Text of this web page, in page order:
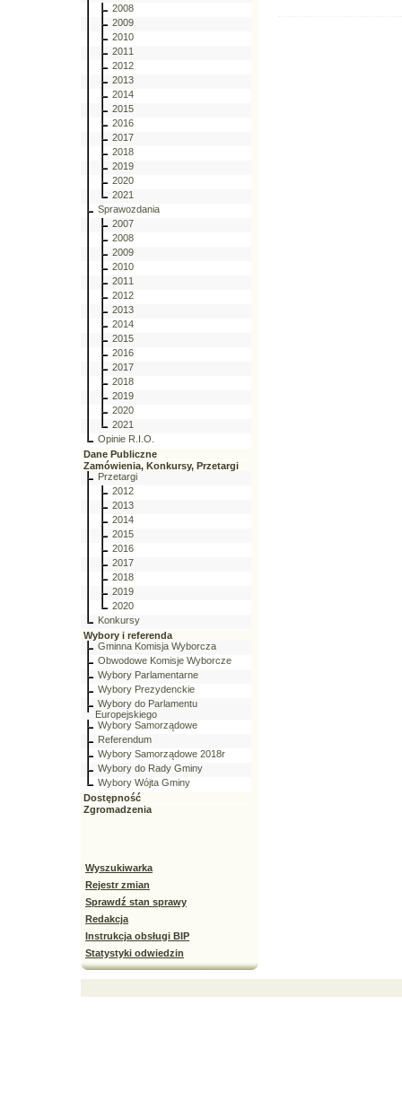
2008
2009
2010
2011
2012
2013
2014
2015
2016
2017
2018
2019
2020
2021
Sprawozdania
2007
2008
2009
2010
2011
2012
2013
2014
2015
2016
2017
2018
2019
2020
2021
Opinie R.I.O.
Dane Publiczne
Zamówienia, Konkursy, Przetargi
Przetargi
2012
2013
2014
2015
2016
2017
2018
2019
2020
Konkursy
Wybory i referenda
Gminna Komisja Wyborcza
Obwodowe Komisje Wyborcze
Wybory Parlamentarne
Wybory Prezydenckie
Wybory do Parlamentu
Europejskiego
Wybory Samorządowe
Referendum
Wybory Samorządowe 2018r
Wybory do Rady Gminy
Wybory Wójta Gminy
Dostępność
Zgromadzenia
Wyszukiwarka
Rejestr zmian
Sprawdź stan sprawy
Redakcja
Instrukcja obsługi BIP
Statystyki odwiedzin